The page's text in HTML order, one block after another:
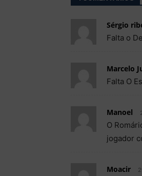
Sérgio
Falta o
Marcelo
Falta O
Manoel
O
jogador
Moacir